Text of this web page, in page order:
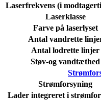
Laserfrekvens (i
Laserklasse
Farve på laserlyset
Antal vandrette
Antal lodrette linjer
Støv-og vandtæthed
Strømforsyning
Lader integreret i